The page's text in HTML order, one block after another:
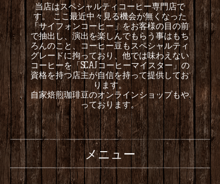
当店はスペシャルティコーヒー専門店で
す。 ここ最近中々見る機会が無くなった
「サイフォンコーヒー」をお客様の目の前
で抽出し、演出を楽しんでもらう事はもち
ろんのこと、コーヒー豆もスペシャルティ
グレードに拘っており、他では味わえない
コーヒーを「SCAJコーヒーマイスター」の
資格を持つ店主が自信を持って提供してお
ります。
自家焙煎珈琲豆のオンラインショップもや
っております。
メニュー